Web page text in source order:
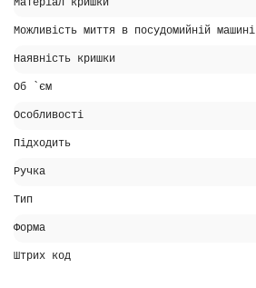
Матеріал кришки
Можливість миття в посудомийній машині
Наявність кришки
Об `єм
Особливості
Підходить
Ручка
Тип
Форма
Штрих код